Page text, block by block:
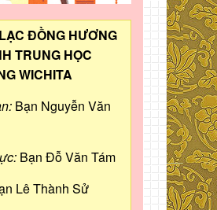
ĐỒNG HƯƠNG
TRUNG HỌC
WICHITA
Bạn Nguyễn Văn
Bạn Đỗ Văn Tám
Lê Thành Sử